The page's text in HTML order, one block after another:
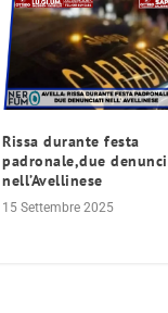
Rissa durante festa
padronale,due
nell’Avellinese
15 Settembre 2025